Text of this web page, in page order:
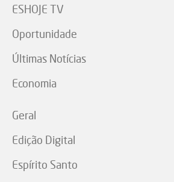
ESHOJE TV
Oportunidade
Últimas Notícias
Economia
Geral
Edição Digital
Espírito Santo